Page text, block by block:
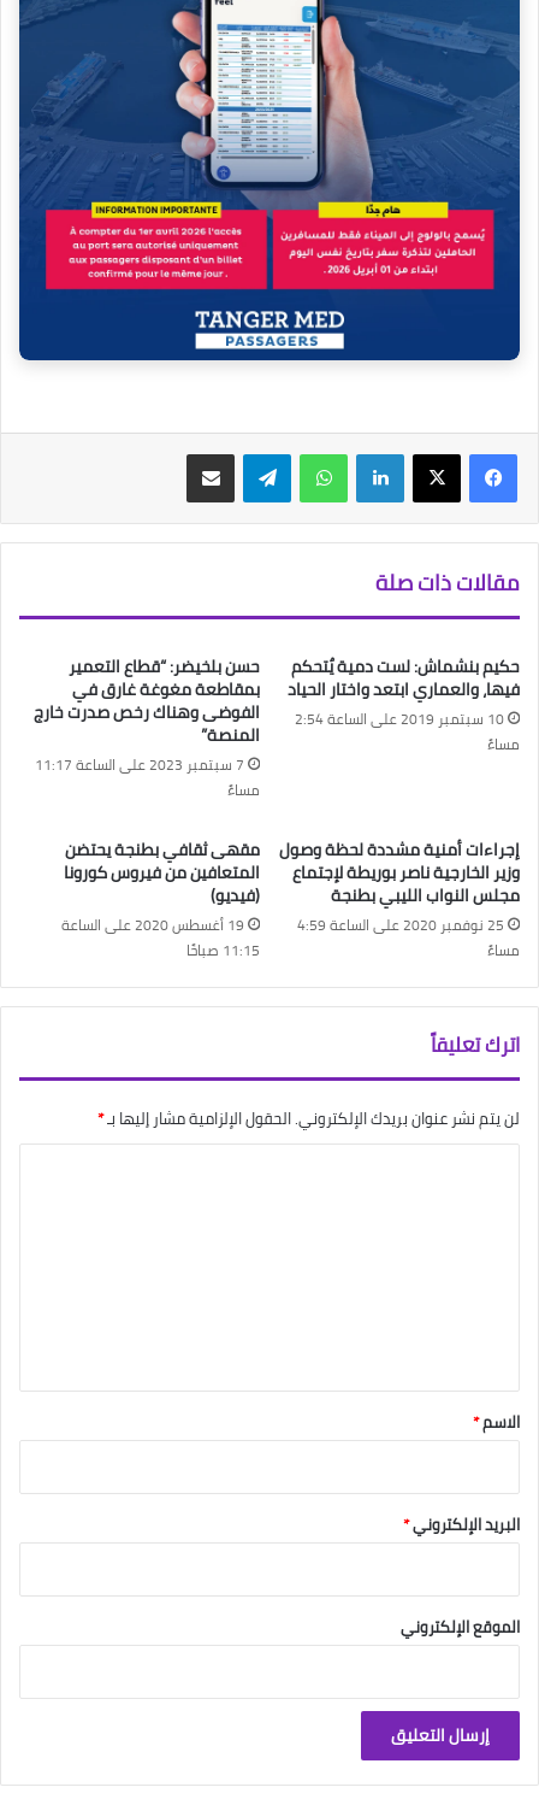
فيسبوك‫X لينكدإن واتساب تيلقرام مشاركة عبر البريد
مقالات ذات صلة
حكيم بنشماش: لست دمية يٌتحكم
فيها، والعماري ابتعد واختار الحياد
10 سبتمبر 2019 على الساعة 2:54
مساءً
حسن بلخيضر: “قطاع التعمير
بمقاطعة مغوغة غارق في
الفوضى وهناك رخص صدرت خارج
المنصة”
7 سبتمبر 2023 على الساعة 11:17
مساءً
إجراءات أمنية مشددة لحظة وصول
وزير الخارجية ناصر بوريطة لإجتماع
مجلس النواب الليبي بطنجة
25 نوفمبر 2020 على الساعة 4:59
مساءً
مقهى ثقافي بطنجة يحتضن
المتعافين من فيروس كورونا
(فيديو)
19 أغسطس 2020 على الساعة
11:15 صباحًا
اترك تعليقاً
لن يتم نشر عنوان بريدك الإلكتروني.الحقول الإلزامية مشار إليها بـ*
*
الاسم*
البريد الإلكتروني*
الموقع الإلكتروني